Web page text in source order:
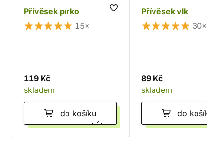
Přívěsek pírko
15×
119 Kč
skladem
do košíku
Přívěsek vlk
30×
89 Kč
skladem
do košíku